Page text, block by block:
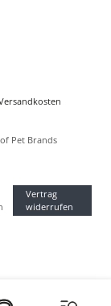
Vertrag
widerrufen
Pet Brands